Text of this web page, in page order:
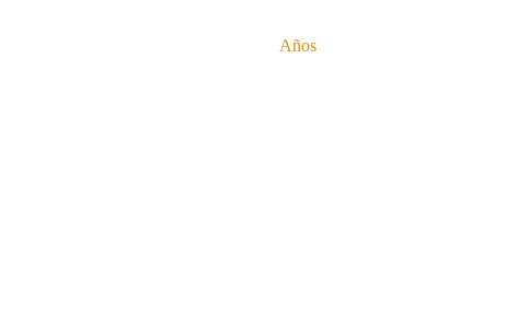
Años